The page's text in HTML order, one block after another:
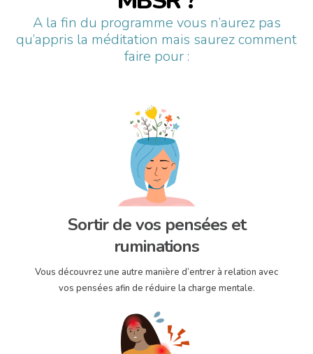
A la fin du programme vous n’aurez pas
qu’appris la méditation mais saurez comment
faire pour :
Sortir de vos pensées et
ruminations
Vous découvrez une autre manière d’entrer à relation avec
vos pensées afin de réduire la charge mentale.